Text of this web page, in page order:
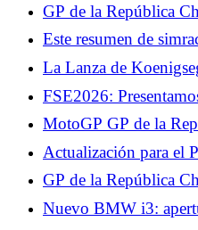
GP de la República
Bagnaia quiere sacar
Brno
Este resumen de
Super Woden GP 3,
Manager 2.
La Lanza de
Lego a escala 1:1,
km/h!
FSE2026:
MotoGP GP de la
vuelve, una apuesta
Actualización para el
está inspirado en el
GP de la República
televisión y horarios
hace de la Q2 su
Nuevo BMW i3: